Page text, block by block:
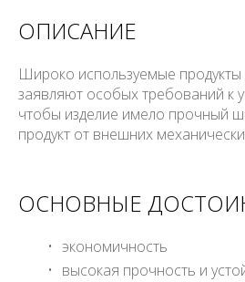
ОПИСАНИЕ
Широко используемые продукты
заявляют особых требований к
чтобы изделие имело прочный
продукт от внешних
ОСНОВНЫЕ
экономичность
высокая прочность и